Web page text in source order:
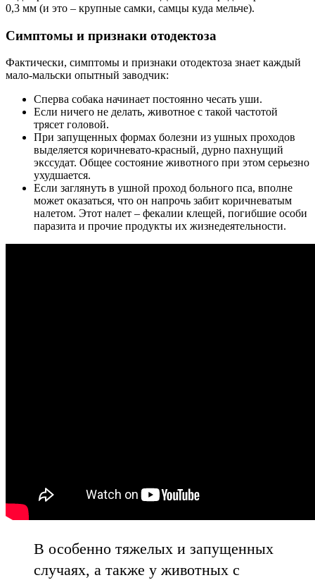
0,3 мм (и это – крупные самки, самцы куда мельче).
Симптомы и признаки отодектоза
Фактически, симптомы и признаки отодектоза знает каждый
мало-мальски опытный заводчик:
Сперва собака начинает постоянно чесать уши.
Если ничего не делать, животное с такой частотой
трясет головой.
При запущенных формах болезни из ушных проходов
выделяется коричневато-красный, дурно пахнущий
экссудат. Общее состояние животного при этом серьезно
ухудшается.
Если заглянуть в ушной проход больного пса, вполне
может оказаться, что он напрочь забит коричневатым
налетом. Этот налет – фекалии клещей, погибшие особи
паразита и прочие продукты их жизнедеятельности.
В особенно тяжелых и запущенных
случаях, а также у животных с